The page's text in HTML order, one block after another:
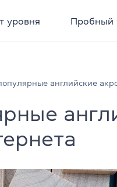
уровня Пробный
английские